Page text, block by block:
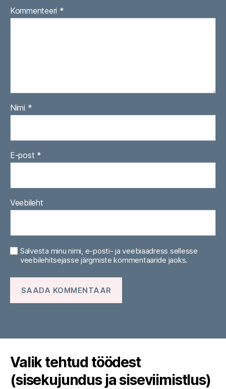
Kommenteeri *
Nimi *
E-post *
Veebileht
Salvesta minu nimi, e-posti- ja veebiaadress sellesse
veebilehitsejasse järgmiste kommentaaride jaoks.
Valik tehtud töödest
(sisekujundus ja siseviimistlus)